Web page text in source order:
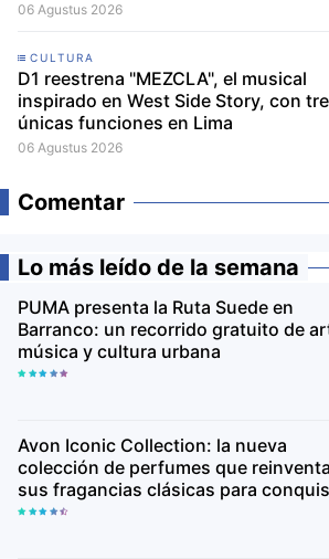
06 Agustus 2026
CULTURA
D1 reestrena "MEZCLA", el musical
inspirado en West Side Story, con
únicas funciones en Lima
06 Agustus 2026
Comentar
Lo más leído de la semana
PUMA presenta la Ruta Suede en
Barranco: un recorrido gratuito de
música y cultura urbana
Avon Iconic Collection: la nueva
colección de perfumes que reinventa
sus fragancias clásicas para
nuevas generaciones